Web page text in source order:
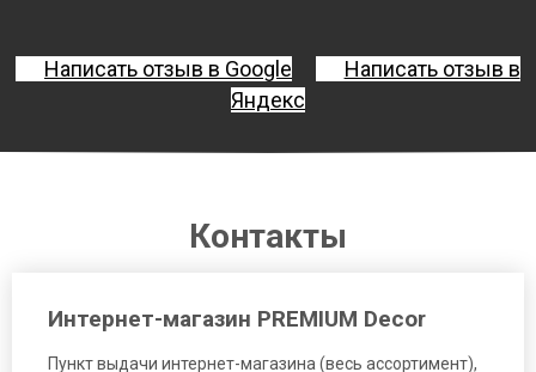
Написать отзыв в Google
Написать отзыв в
Яндекс
Контакты
Интернет-магазин PREMIUM Decor
Пункт выдачи интернет-магазина (весь ассортимент),